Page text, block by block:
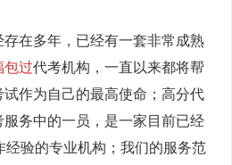
在多年，已经有一套非常成熟
包过代考机构，一直以来都将帮
作为自己的最高使命；高分代
务中的一员，是一家目前已经
验的专业机构；我们的服务范